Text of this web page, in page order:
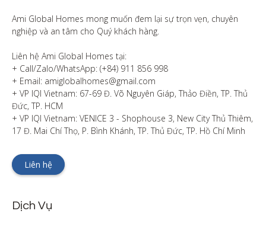
Ami Global Homes mong muốn đem lại sự trọn vẹn, chuyên
nghiệp và an tâm cho Quý khách hàng.
Liên hệ Ami Global Homes tại:
+ Call/Zalo/WhatsApp: (+84) 911 856 998
+ Email: amiglobalhomes@gmail.com
+ VP IQI Vietnam: 67-69 Đ. Võ Nguyên Giáp, Thảo Điền, TP. Thủ
Đức, TP. HCM
+ VP IQI Vietnam: VENICE 3 - Shophouse 3, New City Thủ Thiêm,
17 Đ. Mai Chí Thọ, P. Bình Khánh, TP. Thủ Đức, TP. Hồ Chí Minh
Liên hệ
Dịch Vụ